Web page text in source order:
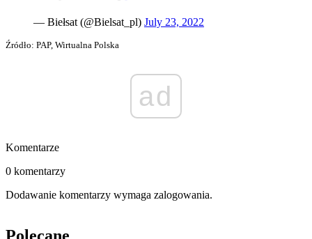
— Biełsat (@Bielsat_pl) July 23, 2022
Źródło: PAP, Wirtualna Polska
ad
Komentarze
0 komentarzy
Dodawanie komentarzy wymaga zalogowania.